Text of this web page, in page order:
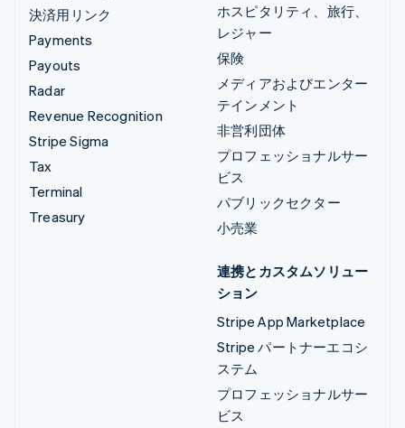
決済用リンク
Payments
Payouts
Radar
Revenue Recognition
Stripe Sigma
Tax
Terminal
Treasury
ホスピタリティ、旅行、
レジャー
保険
メディアおよびエンター
テインメント
非営利団体
プロフェッショナルサー
ビス
パブリックセクター
小売業
連携とカスタムソリュー
ション
Stripe App Marketplace
Stripe パートナーエコシ
ステム
プロフェッショナルサー
ビス